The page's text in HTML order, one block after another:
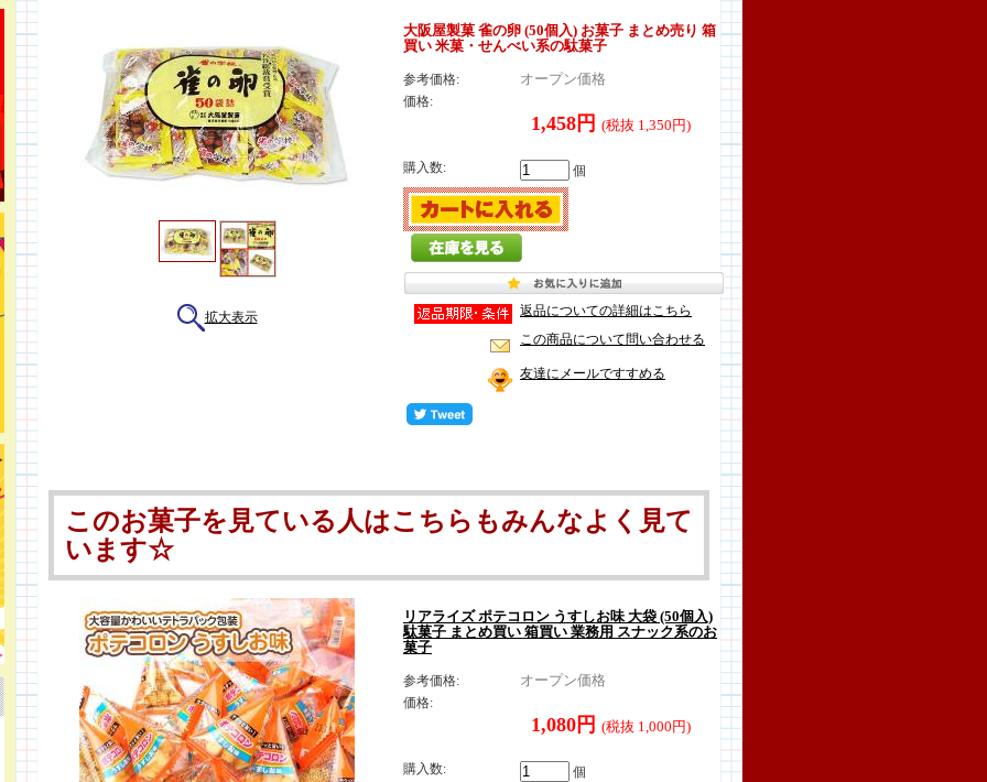
拡大表示
大阪屋製菓 雀の卵 (50個入) お菓子 まとめ売り 箱
買い 米菓・せんべい系の駄菓子
参考価格: オープン価格
価格:
1,458円 (税抜 1,350円)
購入数: 個
返品についての詳細はこちら
この商品について問い合わせる
友達にメールですすめる
このお菓子を見ている人はこちらもみんなよく見て
います☆
リアライズ ポテコロン うすしお味 大袋 (50個入)
駄菓子 まとめ買い 箱買い 業務用 スナック系のお
菓子
参考価格: オープン価格
価格:
1,080円 (税抜 1,000円)
購入数: 個